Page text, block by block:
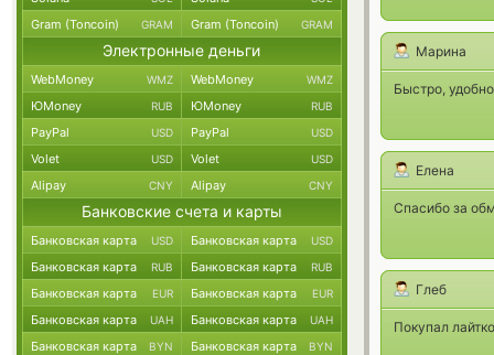
Марина
Быстро,
Елена
Спасибо за
Глеб
Покупал
Gram (Toncoin) GRAM Gram (Toncoin) GRAM
Электронные деньги
WebMoney WMZ WebMoney WMZ
ЮMoney RUB ЮMoney RUB
PayPal USD PayPal USD
Volet USD Volet USD
Alipay CNY Alipay CNY
Банковские счета и карты
Банковская карта USD Банковская карта USD
Банковская карта RUB Банковская карта RUB
Банковская карта EUR Банковская карта EUR
Банковская карта UAH Банковская карта UAH
Банковская карта BYN Банковская карта BYN